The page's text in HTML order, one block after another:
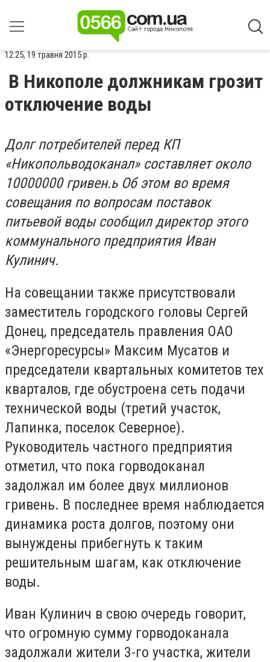
12:25, 19 травня 2015 р.
В Никополе должникам грозит
отключение воды
Долг потребителей перед КП
«Никопольводоканал» составляет около
10000000 гривен.ь Об этом во время
совещания по вопросам поставок
питьевой воды сообщил директор этого
коммунального предприятия Иван
Кулинич.
На совещании также присутствовали
заместитель городского головы Сергей
Донец, председатель правления ОАО
«Энергоресурсы» Максим Мусатов и
председатели квартальных комитетов тех
кварталов, где обустроена сеть подачи
технической воды (третий участок,
Лапинка, поселок Северное).
Руководитель частного предприятия
отметил, что пока горводоканал
задолжал им более двух миллионов
гривень. В последнее время наблюдается
динамика роста долгов, поэтому они
вынуждены прибегнуть к таким
решительным шагам, как отключение
воды.
Иван Кулинич в свою очередь говорит,
что огромную сумму горводоканала
задолжали жители 3-го участка, жители